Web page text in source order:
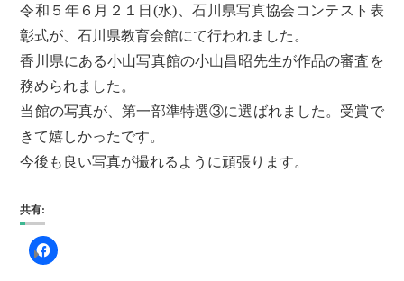
令和５年６月２１日(水)、石川県写真協会コンテスト表
彰式が、石川県教育会館にて行われました。
香川県にある小山写真館の小山昌昭先生が作品の審査を
務められました。
当館の写真が、第一部準特選③に選ばれました。受賞で
きて嬉しかったです。
今後も良い写真が撮れるように頑張ります。
共有: